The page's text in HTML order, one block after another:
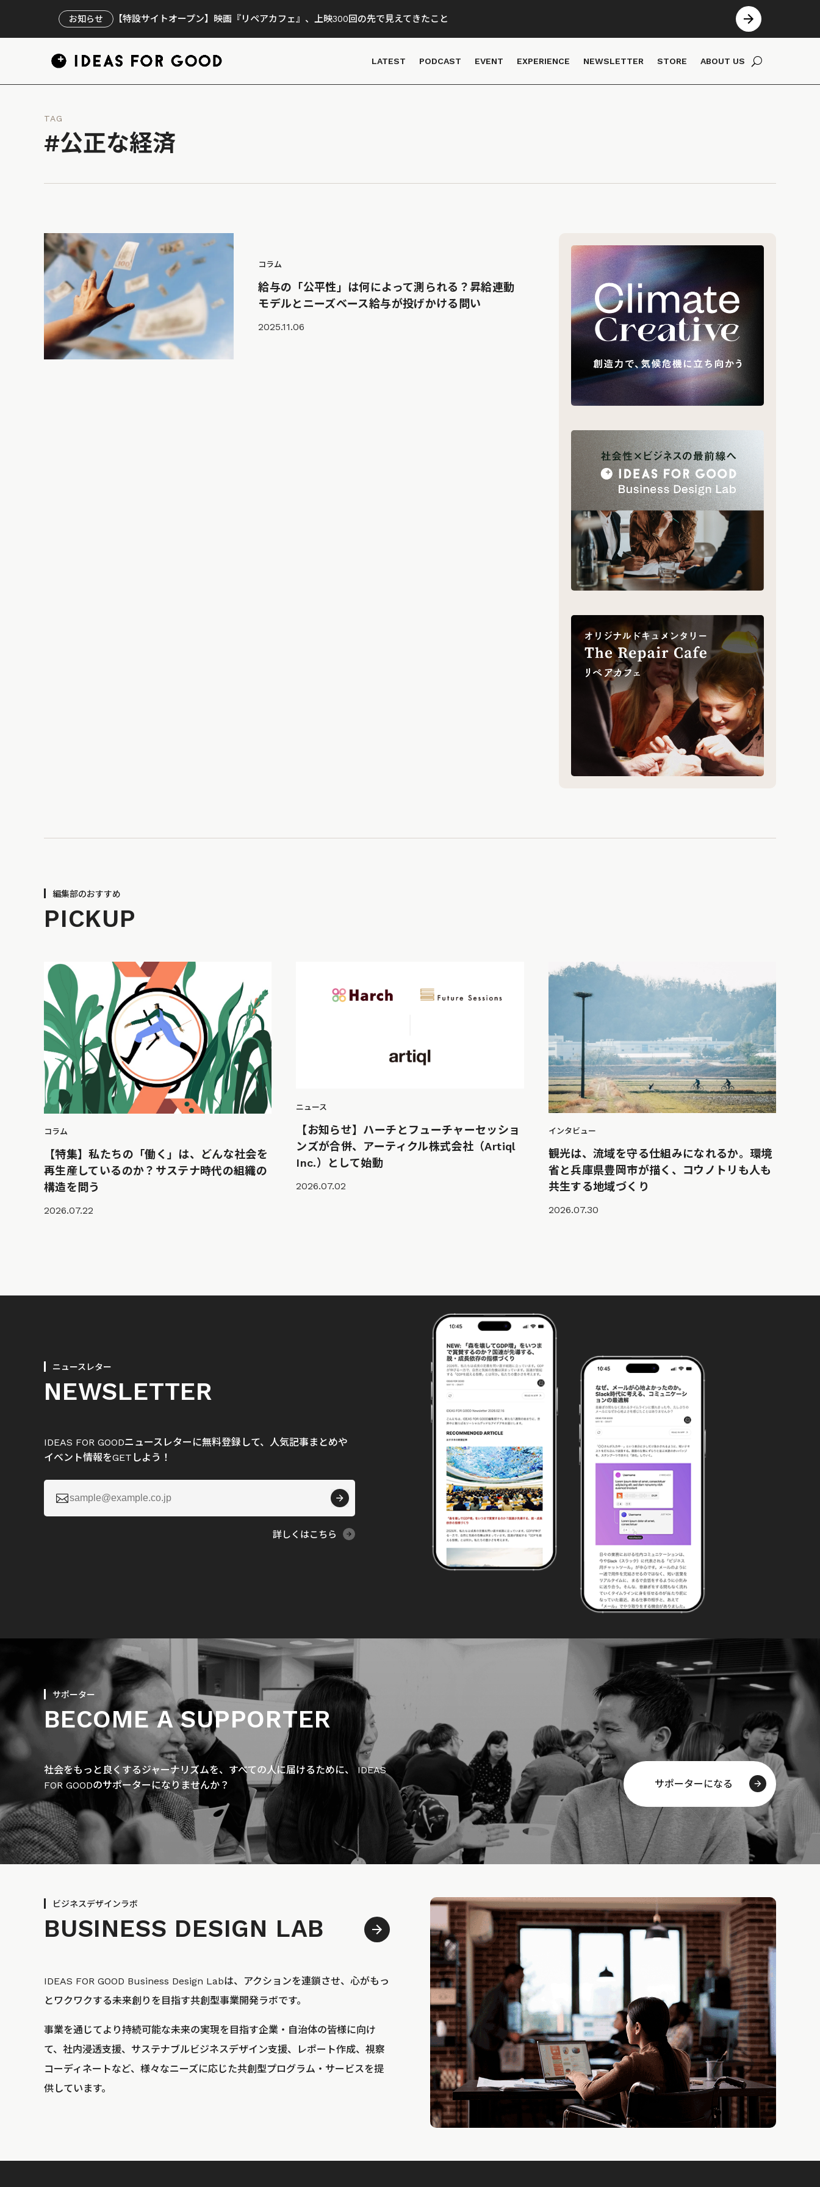
お知らせ 【特設サイトオープン】映画『リペアカフェ』、上映300回の先で見えてきたこと
LATEST PODCAST EVENT EXPERIENCE NEWSLETTER STORE ABOUT US
TAG
#公正な経済
コラム
給与の「公平性」は何によって測られる？昇給連動
モデルとニーズベース給与が投げかける問い
2025.11.06
編集部のおすすめ
PICKUP
コラム
【特集】私たちの「働く」は、どんな社会を
再生産しているのか？サステナ時代の組織の
構造を問う
2026.07.22
ニュース
【お知らせ】ハーチとフューチャーセッショ
ンズが合併、アーティクル株式会社（Artiql
Inc.）として始動
2026.07.02
インタビュー
観光は、流域を守る仕組みになれるか。環境
省と兵庫県豊岡市が描く、コウノトリも人も
共生する地域づくり
2026.07.30
ニュースレター
NEWSLETTER
IDEAS FOR GOODニュースレターに無料登録して、人気記事まとめや
イベント情報をGETしよう！

詳しくはこちら
サポーター
BECOME A SUPPORTER
社会をもっと良くするジャーナリズムを、すべての人に届けるために、 IDEAS
FOR GOODのサポーターになりませんか？
サポーターになる
ビジネスデザインラボ
BUSINESS DESIGN LAB
IDEAS FOR GOOD Business Design Labは、アクションを連鎖させ、心がもっ
とワクワクする未来創りを目指す共創型事業開発ラボです。
事業を通じてより持続可能な未来の実現を目指す企業・自治体の皆様に向け
て、社内浸透支援、サステナブルビジネスデザイン支援、レポート作成、視察
コーディネートなど、様々なニーズに応じた共創型プログラム・サービスを提
供しています。